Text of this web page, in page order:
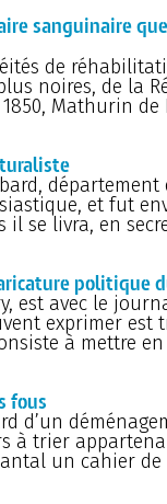
sanguinaire
de
noires, de la
Mathurin de
département
et fut
se livra, en
politique
est avec le
exprimer est
à mettre
fous
d’un
à trier
un cahier de